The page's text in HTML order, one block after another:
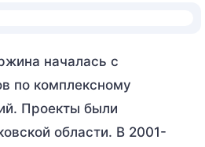
началась с
по комплексному
Проекты были
области. В 2001-